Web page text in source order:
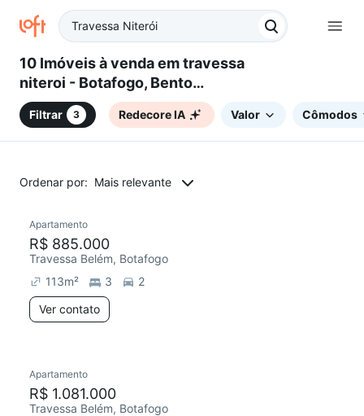
10 Imóveis à venda em travessa
niteroi - Botafogo, Bento
Gonçalves, RS
Filtrar 3 Redecore IA Valor Cômodos
Ordenar por: Mais relevante
Redecorar
Apartamento
R$ 885.000
Travessa Belém, Botafogo
113m² 3
2
Ver contato
Apartamento
R$ 1.081.000
Travessa Belém, Botafogo